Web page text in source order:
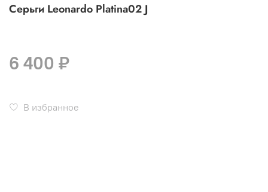
Серьги Leonardo Platina02 J
6 400 ₽
В избранное